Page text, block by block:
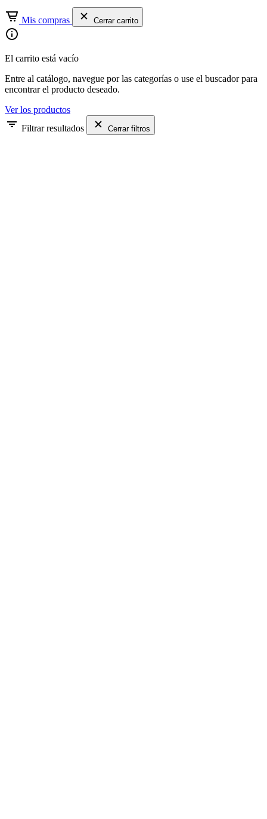
Mis compras Cerrar carrito
El carrito está vacío
Entre al catálogo, navegue por las categorías o use el buscador para
encontrar el producto deseado.
Ver los productos
Filtrar resultados
Cerrar filtros